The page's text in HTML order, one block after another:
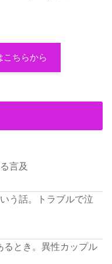
こちらから
言及
う話。トラブルで泣
るとき。異性カップル